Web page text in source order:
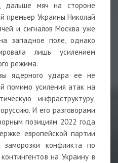
дальше мяч на стороне
премьер Украины Николай
и сигналов Москва уже
западное поле, однако
лишь усилением
режима.
ядерного удара ее не
помимо усиления атак на
инфраструктуру,
И его разговорами
позициям 2022 года
европейской партии
конфликта по
на Украину в